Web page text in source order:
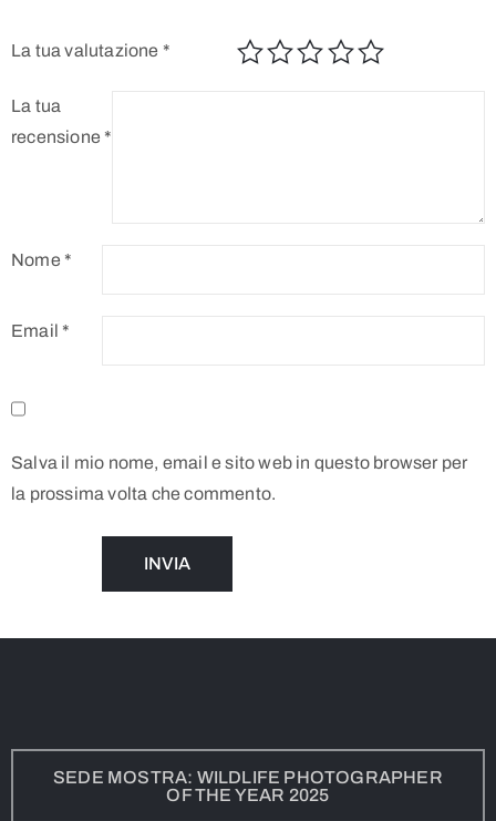
La tua valutazione *
La tua
recensione *
Nome *
Email *
Salva il mio nome, email e sito web in questo browser per
la prossima volta che commento.
SEDE MOSTRA: WILDLIFE PHOTOGRAPHER
OF THE YEAR 2025